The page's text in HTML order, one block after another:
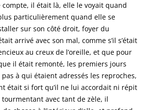
il était là, elle le voyait quand
particulièrement quand elle se
sur son côté droit, foyer du
arrivé avec son mal, comme s’il s’était
au creux de l’oreille, et que pour
il était remonté, les premiers jours
à qui étaient adressés les reproches,
était si fort qu’il ne lui accordait ni répit
avec tant de zèle, il